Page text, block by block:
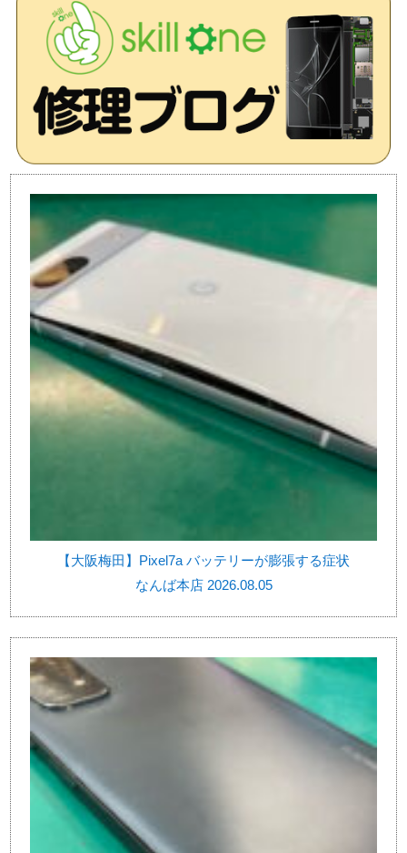
【大阪梅田】Pixel7a バッテリーが膨張する症状
なんば本店 2026.08.05